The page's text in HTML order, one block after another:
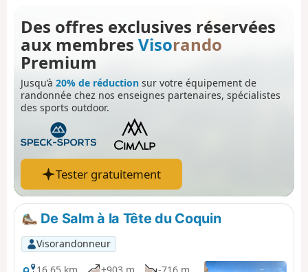
Vosges.
Des offres exclusives réservées
aux membres Visorando
Premium
Jusqu’à 20% de réduction sur votre équipement de
randonnée chez nos enseignes partenaires, spécialistes
des sports outdoor.
Tester gratuitement
De Salm à la Tête du Coquin
Visorandonneur
16,65 km
+903 m
-716 m